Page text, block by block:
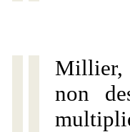
Millier,
non